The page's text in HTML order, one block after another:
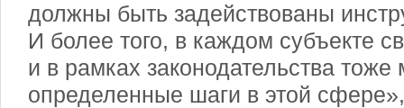
должны быть задействованы
И более того, в каждом субъекте
и в рамках законодательства
определенные шаги в этой